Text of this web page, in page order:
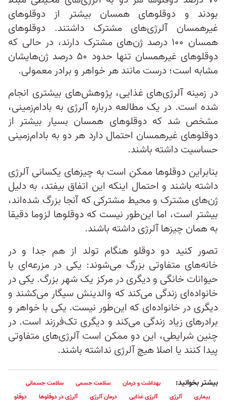
بودند و دوقلوهای همسان بیشتر از دوقلوهای
غیرهمسان آلرژی‌های مشترک داشتند. دوقلوهای
همسان ۱۰۰ درصد ژن‌های مشترک دارند، در حالی که
دوقلوهای غیرهمسان تنها حدود ۵۰ درصد ژن‌هایشان
مشابه است؛ درست مانند هر خواهر و برادر معمولی.
در زمینه آلرژی‌های غذایی، پژوهش‌های بیشتری انجام
شده است. در یک مطالعه درباره آلرژی به بادام‌زمینی،
مشخص شد که دوقلوهای همسان بسیار بیشتر از
دوقلوهای غیرهمسان احتمال دارد هر دو به بادام‌زمینی
حساسیت داشته باشند.
بنابراین دوقلوها ممکن است به چیزهای یکسانی آلرژی
داشته باشند و احتمال اینکه این اتفاق بیفتد، به دلیل
ژن‌های مشترک و محیط مشترکی که آنجا بزرگ شده‌اند،
بیشتر است، اما این‌طور نیست که دوقلوها لزوما دقیقا
به همان چیزها آلرژی داشته باشند.
تصور کنید دو دوقلو هنگام تولد از هم جدا و در
خانه‌های متفاوتی بزرگ می‌شوند: یکی در مزرعه‌ای با
حیوانات خانگی و دیگری در مرکز یک شهر بزرگ. یکی در
خانواده‌ای زندگی می‌کند که والدینش سیگار می‌کشند و
دیگری در خانواده‌ای که این‌طور نیست. یکی با خواهر و
برادرهای زیاد زندگی می‌کند و دیگری تک‌فرزند است. در
چنین شرایطی، این دو ممکن است آلرژی‌های متفاوتی
پیدا کنند یا اصلا هیچ آلرژی‌ نداشته باشند.
بیشتر بخوانید: بهداشت و درمان سلامت جسمی
سلامت جسمانی
بیماری
آلرژی آلرژی غذایی درمان آلرژی آلرژی در دوقلوها
دوقلو